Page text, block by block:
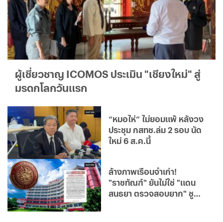
ผู้เชี่ยวชาญ ICOMOS ประเมิน "เชียงใหม่" สู่
“หมอไห่” ไม่ยอมแพ้ หลังวง
ประชุม กสทช.ล่ม 2 รอบ นัด
ล้างภาพเรือนจำเก่า!
"ราชทัณฑ์" ยันไม่ใช่ "แดน